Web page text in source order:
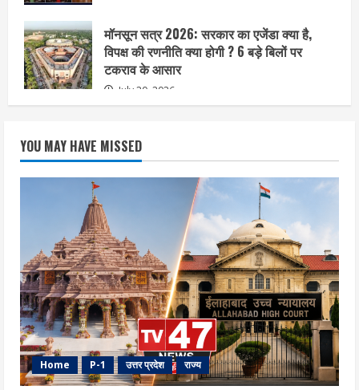
मॉनसून सत्र 2026: सरकार का एजेंडा क्या है,
विपक्ष की रणनीति क्या होगी ? 6 बड़े बिलों पर
टकराव के आसार
July 20, 2026
YOU MAY HAVE MISSED
Home P-1 उत्तर प्रदेश राज्य